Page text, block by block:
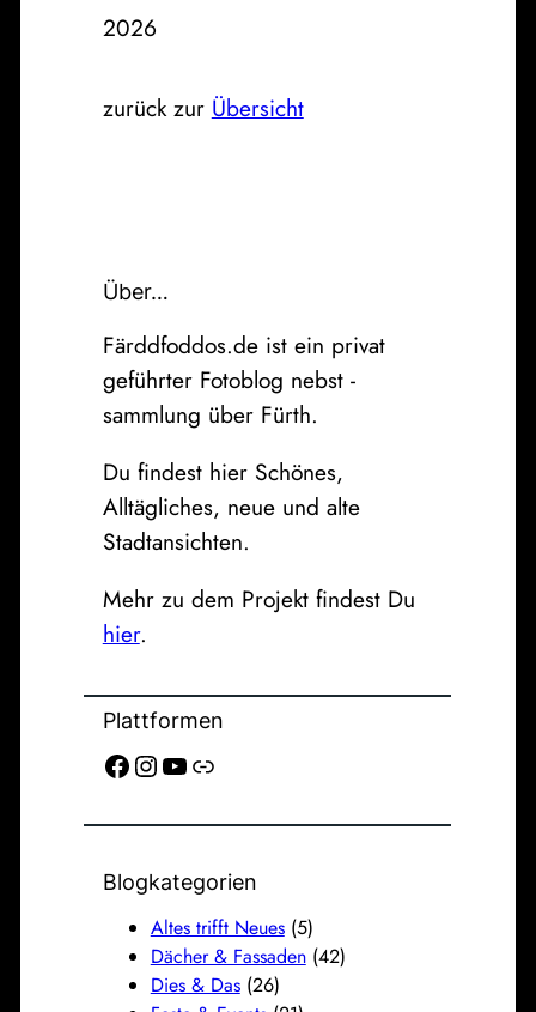
2026
zurück zur Übersicht
Über…
Färddfoddos.de ist ein privat
geführter Fotoblog nebst -
sammlung über Fürth.
Du findest hier Schönes,
Alltägliches, neue und alte
Stadtansichten.
Mehr zu dem Projekt findest Du
hier.
Plattformen
Facebook Instagram YouTube Link
Blogkategorien
Altes trifft Neues(5)
Dächer & Fassaden(42)
Dies & Das(26)